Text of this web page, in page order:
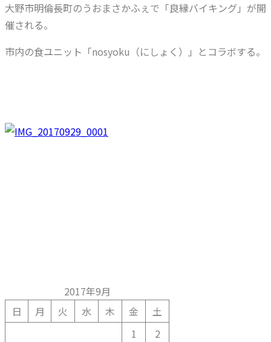
大野市明倫長町のうおまさかふぇで「良縁バイキング」が開
催される。
市内の食ユニット「nosyoku（にしょく）」とコラボする。
2017年9月
日
月 火 水 木 金
土
1
2